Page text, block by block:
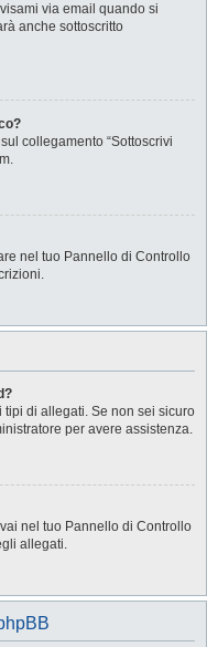
via email quando si
anche sottoscritto
collegamento “Sottoscrivi
nel tuo Pannello di Controllo
di allegati. Se non sei sicuro
per avere assistenza.
nel tuo Pannello di Controllo
allegati.